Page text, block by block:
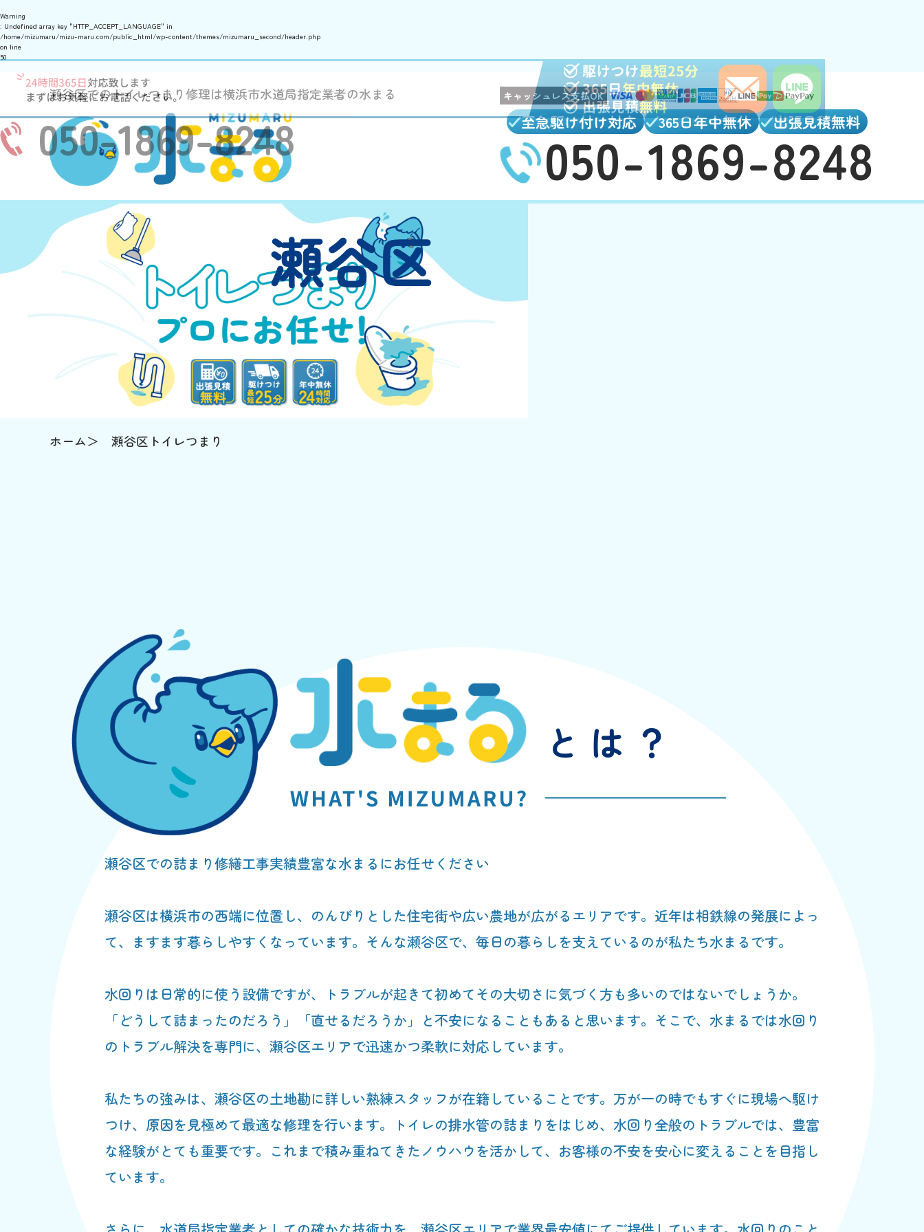
Warning
: Undefined array key "HTTP_ACCEPT_LANGUAGE" in
/home/mizumaru/mizu-maru.com/public_html/wp-content/themes/mizumaru_second/header.php
on line
50
瀬谷区でのトイレつまり修理は横浜市水道局指定業者の水まる キャッシュレス支払OK
至急駆け付け対応 365日年中無休 出張見積無料
050-1869-8248
瀬谷区
ホーム 瀬谷区トイレつまり
瀬谷区での詰まり修繕工事実績豊富な水まるにお任せください
瀬谷区は横浜市の西端に位置し、のんびりとした住宅街や広い農地が広がるエリアです。近年は相鉄線の発展によっ
て、ますます暮らしやすくなっています。そんな瀬谷区で、毎日の暮らしを支えているのが私たち水まるです。
水回りは日常的に使う設備ですが、トラブルが起きて初めてその大切さに気づく方も多いのではないでしょうか。
「どうして詰まったのだろう」「直せるだろうか」と不安になることもあると思います。そこで、水まるでは水回り
のトラブル解決を専門に、瀬谷区エリアで迅速かつ柔軟に対応しています。
私たちの強みは、瀬谷区の土地勘に詳しい熟練スタッフが在籍していることです。万が一の時でもすぐに現場へ駆け
つけ、原因を見極めて最適な修理を行います。トイレの排水管の詰まりをはじめ、水回り全般のトラブルでは、豊富
な経験がとても重要です。これまで積み重ねてきたノウハウを活かして、お客様の不安を安心に変えることを目指し
ています。
050-1869-8248